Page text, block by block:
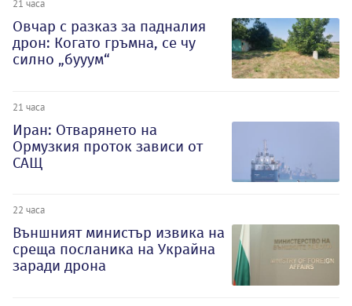
21 часа
Овчар с разказ за падналия
дрон: Когато гръмна, се чу
силно „бууум“
21 часа
Иран: Отварянето на
Ормузкия проток зависи от
САЩ
22 часа
Външният министър извика на
среща посланика на Украйна
заради дрона